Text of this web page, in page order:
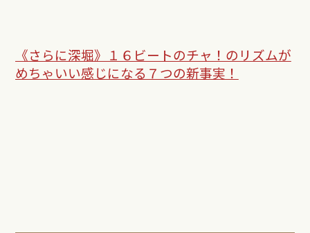
《さらに深堀》１６ビートのチャ！のリズムが
めちゃいい感じになる７つの新事実！